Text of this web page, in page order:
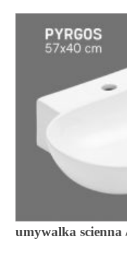
umywalka scienna